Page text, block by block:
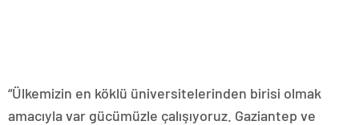
“Ülkemizin en köklü üniversitelerinden birisi olmak
amacıyla var gücümüzle çalışıyoruz. Gaziantep ve